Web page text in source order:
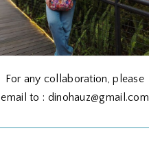
For any collaboration, please
email to : dinohauz@gmail.com